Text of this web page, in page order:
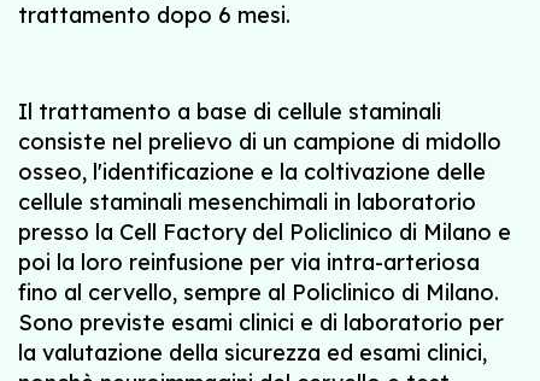
trattamento dopo 6 mesi.
Il trattamento a base di cellule staminali
consiste nel prelievo di un campione di midollo
osseo, l'identificazione e la coltivazione delle
cellule staminali mesenchimali in laboratorio
presso la Cell Factory del Policlinico di Milano e
poi la loro reinfusione per via intra-arteriosa
fino al cervello, sempre al Policlinico di Milano.
Sono previste esami clinici e di laboratorio per
la valutazione della sicurezza ed esami clinici,